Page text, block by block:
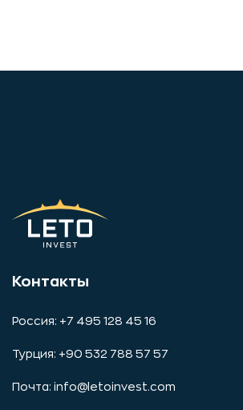
Контакты
Россия: +7 495 128 45 16
Турция: +90 532 788 57 57
Почта: info@letoinvest.com